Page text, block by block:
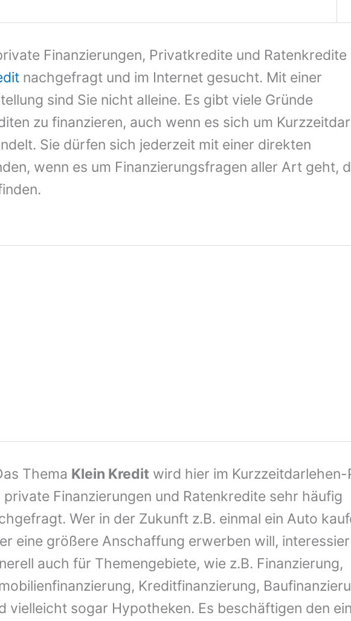
Finanzierungen, Privatkredite und
nachgefragt und im Internet gesucht. Mit einer
sind Sie nicht alleine. Es gibt viele Gründe
zu finanzieren, auch wenn es sich um
Sie dürfen sich jederzeit mit einer direkten
wenn es um Finanzierungsfragen aller Art geht,
Thema Klein Kredit wird hier im
private Finanzierungen und Ratenkredite sehr häufig
Wer in der Zukunft z.B. einmal ein Auto
eine größere Anschaffung erwerben will,
auch für Themengebiete, wie z.B. Finanzierung,
Kreditfinanzierung,
vielleicht sogar Hypotheken. Es beschäftigen den